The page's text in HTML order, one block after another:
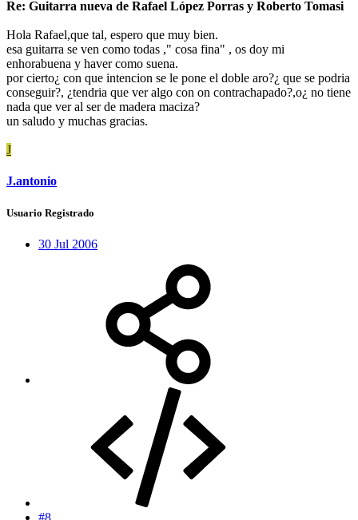
Re: Guitarra nueva de Rafael López Porras y Roberto Tomasi
Hola Rafael,que tal, espero que muy bien.
esa guitarra se ven como todas ," cosa fina" , os doy mi
enhorabuena y haver como suena.
por cierto¿ con que intencion se le pone el doble aro?¿ que se podria
conseguir?, ¿tendria que ver algo con on contrachapado?,o¿ no tiene
nada que ver al ser de madera maciza?
un saludo y muchas gracias.
J
J.antonio
Usuario Registrado
30 Jul 2006
#8